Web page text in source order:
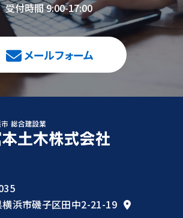
受付時間 9:00-17:00
メールフォーム
浜市磯子区田中2-21-19